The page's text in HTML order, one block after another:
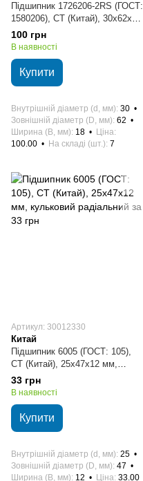
Підшипник 1726206-2RS (ГОСТ:
1580206), CT (Китай), 30х62х18
мм, кульковий радіальний
100 грн
В наявності
Купити
Внутрішній діаметр (d, мм) 30
Зовнішній діаметр (D, мм) 62
Ширина (B, мм) 18
Ціна
100.00
На складі (шт.) 7
Артикул: 30012330
Китай
Підшипник 6005 (ГОСТ: 105),
CT (Китай), 25х47х12 мм,
кульковий радіальний
33 грн
В наявності
Купити
Внутрішній діаметр (d, мм) 25
Зовнішній діаметр (D, мм) 47
Ширина (B, мм) 12 Ціна 33.00